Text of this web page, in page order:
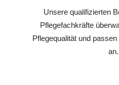
Unsere qualifizierten
Pflegefachkräfte
Pflegequalität und
an.